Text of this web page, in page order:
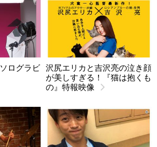
ログラビ 沢尻エリカと吉沢亮の泣き顔
が美しすぎる！『猫は抱くも
の』特報映像